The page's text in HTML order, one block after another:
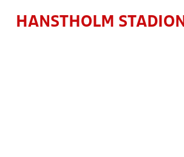
HANSTHOLM STADION